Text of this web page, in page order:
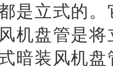
是立式的
机盘管是
暗装风机